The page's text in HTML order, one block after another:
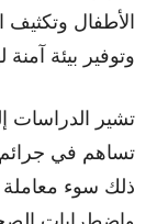
الأطفال وتكثيف
وتوفير بيئة آمنة
تشير الدراسات
تساهم في جرائم
ذلك سوء معاملة